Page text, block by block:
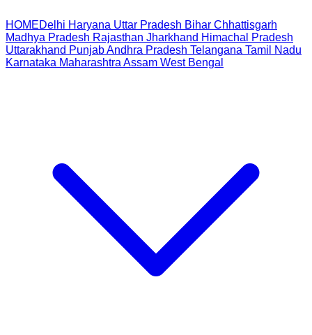
HOMEDelhi Haryana Uttar Pradesh Bihar Chhattisgarh
Madhya Pradesh Rajasthan Jharkhand Himachal Pradesh
Uttarakhand PunjabAndhra Pradesh Telangana Tamil Nadu
Karnataka Maharashtra Assam West Bengal